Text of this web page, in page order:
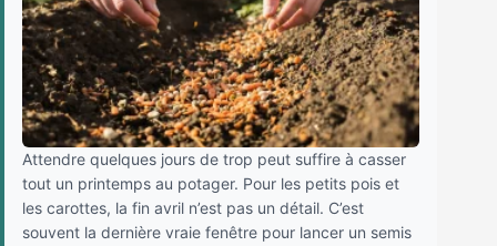
Attendre quelques jours de trop peut suffire à casser
tout un printemps au potager. Pour les petits pois et
les carottes, la fin avril n’est pas un détail. C’est
souvent la dernière vraie fenêtre pour lancer un semis